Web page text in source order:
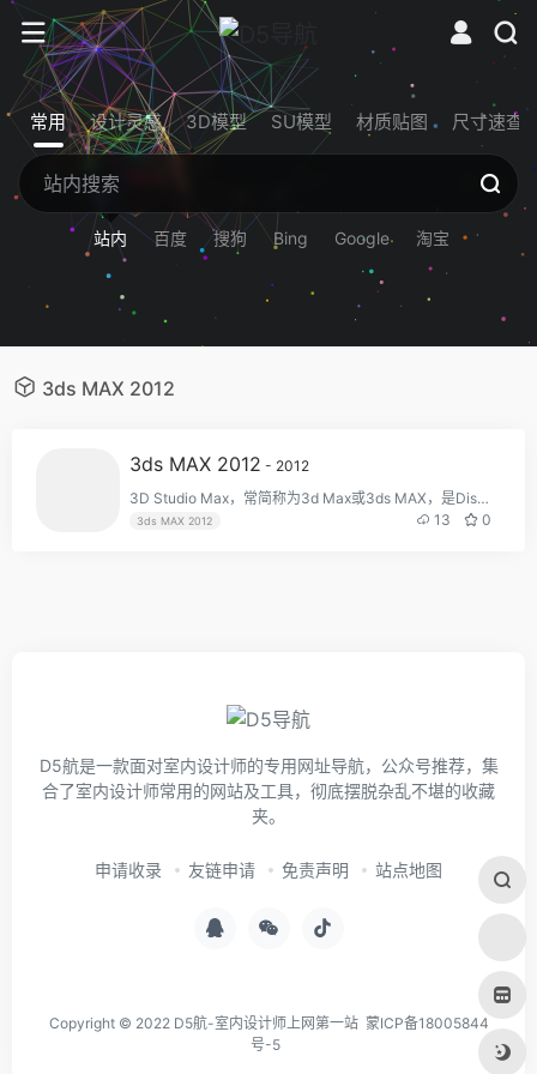
常用 设计灵感 3D模型 SU模型 材质贴图 尺寸速查
站内 百度 搜狗 Bing Google 淘宝
3ds MAX 2012
3ds MAX 2012 - 2012
3D Studio Max，常简称为3d Max或3ds MAX，是Discreet公司开发的（后被Autodesk公司合并）基于PC系统的三维动画渲染和制作软件。广泛应用于广告、影视、工业设计、建筑设计、多媒体制作、游戏、辅助教学以及工程可视化等领域。
3ds MAX 2012 13 0
D5航是一款面对室内设计师的专用网址导航，公众号推荐，集
合了室内设计师常用的网站及工具，彻底摆脱杂乱不堪的收藏
夹。
申请收录 友链申请 免责声明 站点地图
Copyright © 2022 D5航-室内设计师上网第一站 蒙ICP备18005844
号-5